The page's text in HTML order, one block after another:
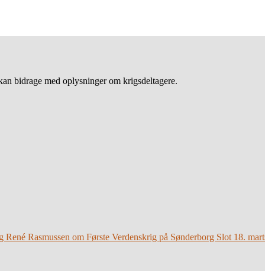
bidrage med oplysninger om krigsdeltagere.
Rasmussen om Første Verdenskrig på Sønderborg Slot 18.